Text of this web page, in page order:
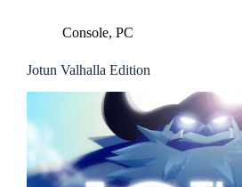
Console, PC
Jotun Valhalla Edition